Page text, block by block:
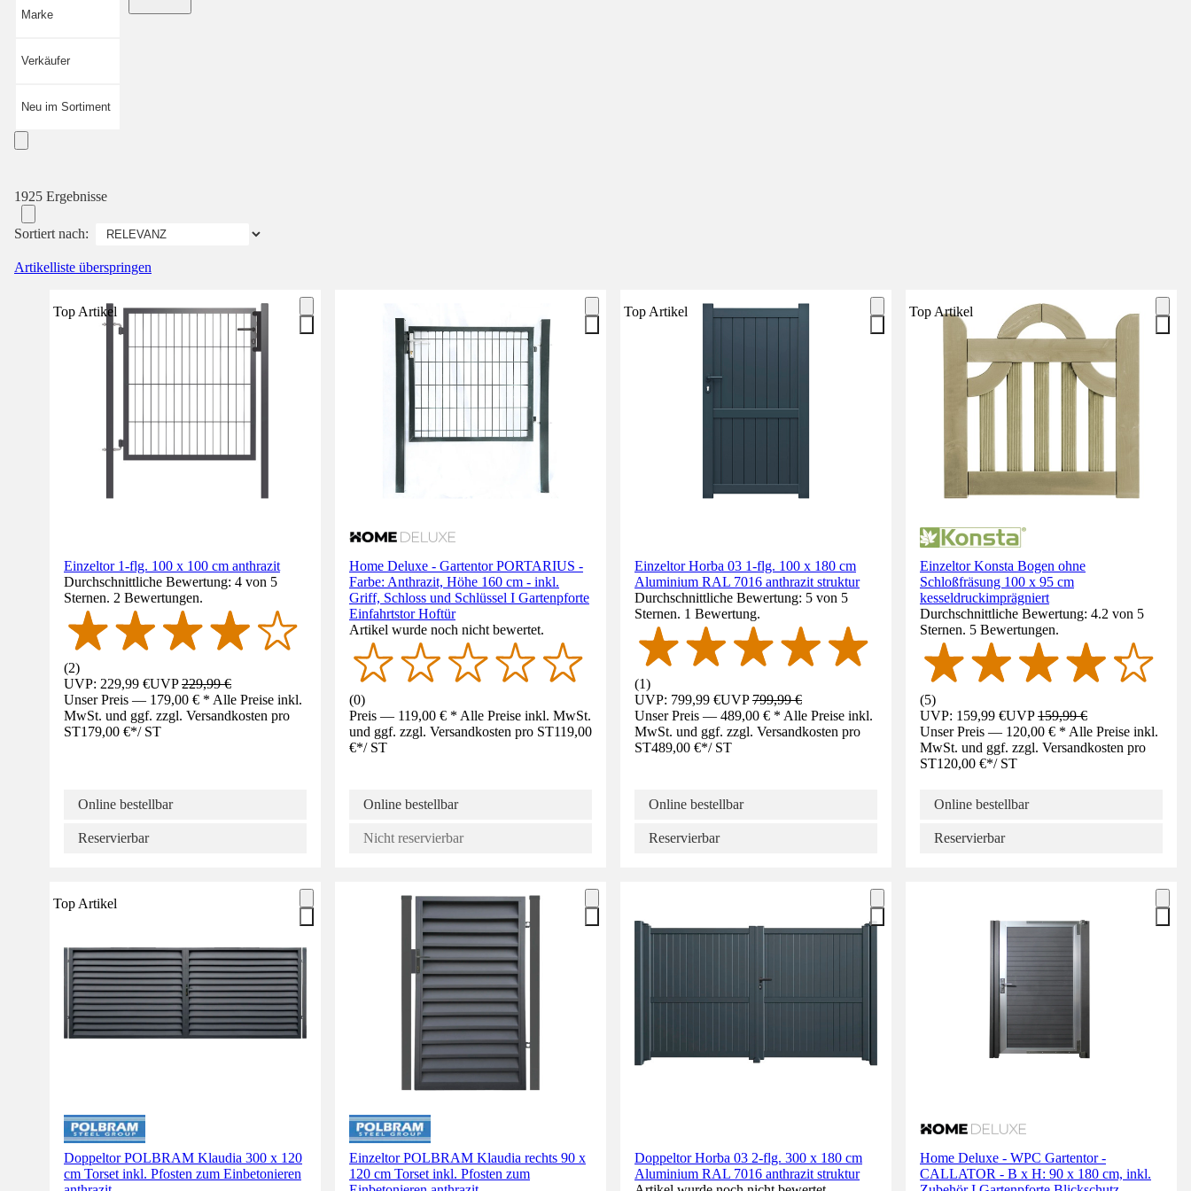
Marke
Verkäufer
Neu im Sortiment
1925 Ergebnisse
Sortiert nach:
Artikelliste überspringen
Top Artikel
Einzeltor 1-flg. 100 x 100 cm anthrazit
Durchschnittliche Bewertung: 4 von 5
Sternen. 2 Bewertungen.
(2)
UVP: 229,99 €UVP229,99 €
Unser Preis — 179,00 € * Alle Preise inkl.
MwSt. und ggf. zzgl. Versandkosten pro
ST179,00 €*/ ST
Online bestellbar
Reservierbar
Home Deluxe - Gartentor PORTARIUS -
Farbe: Anthrazit, Höhe 160 cm - inkl.
Griff, Schloss und Schlüssel I Gartenpforte
Einfahrtstor Hoftür
Artikel wurde noch nicht bewertet.
(0)
Preis — 119,00 € * Alle Preise inkl. MwSt.
und ggf. zzgl. Versandkosten pro ST119,00
€*/ ST
Online bestellbar
Nicht reservierbar
Top Artikel
Einzeltor Horba 03 1-flg. 100 x 180 cm
Aluminium RAL 7016 anthrazit struktur
Durchschnittliche Bewertung: 5 von 5
Sternen. 1 Bewertung.
(1)
UVP: 799,99 €UVP799,99 €
Unser Preis — 489,00 € * Alle Preise inkl.
MwSt. und ggf. zzgl. Versandkosten pro
ST489,00 €*/ ST
Online bestellbar
Reservierbar
Top Artikel
Einzeltor Konsta Bogen ohne
Schloßfräsung 100 x 95 cm
kesseldruckimprägniert
Durchschnittliche Bewertung: 4.2 von 5
Sternen. 5 Bewertungen.
(5)
UVP: 159,99 €UVP159,99 €
Unser Preis — 120,00 € * Alle Preise inkl.
MwSt. und ggf. zzgl. Versandkosten pro
ST120,00 €*/ ST
Online bestellbar
Reservierbar
Top Artikel
Doppeltor POLBRAM Klaudia 300 x 120
cm Torset inkl. Pfosten zum Einbetonieren
Einzeltor POLBRAM Klaudia rechts 90 x
120 cm Torset inkl. Pfosten zum
Doppeltor Horba 03 2-flg. 300 x 180 cm
Aluminium RAL 7016 anthrazit struktur
Home Deluxe - WPC Gartentor -
CALLATOR - B x H: 90 x 180 cm, inkl.